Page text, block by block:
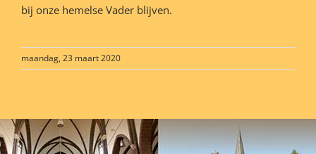
bij onze hemelse Vader blijven.
maandag, 23 maart 2020